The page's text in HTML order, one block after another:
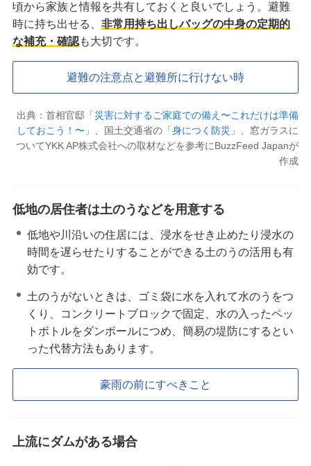
頃から家族と情報を共有しておくと良いでしょう。避難
時に持ち出せる、 非常用持ち出しバッグの中身の定期的
な補充・確認も大切です。
避難の注意点と避難所に行けない時
出典：首相官邸「 災害に対するご家庭での備え〜これだけは準備
しておこう！〜 」、国土交通省の「 身につく防災 」、窓ガラスに
ついてYKK AP株式会社への取材などを参考にBuzzFeed Japanが
作成
低地の居住者は土のうなどを用意する
低地や川沿いの住居には、浸水をせき止めたり浸水の
時間を遅らせたりすることができる土のうの活用も有
効です。
土のうがないときは、ゴミ袋に水を入れて水のうをつ
くり、コンクリートブロックで固定、水の入ったペッ
トボトルをダンボールにつめ、簡易の堤防にするとい
った代替方法もあります。
豪雨の前にすべきこと
上流にダムがある場合